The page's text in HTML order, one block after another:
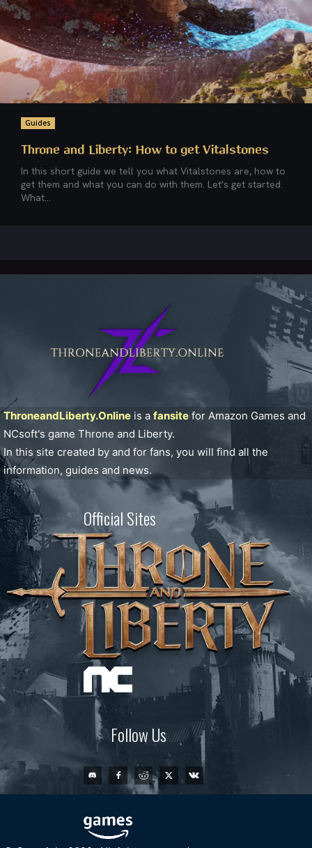
Guides
Throne and Liberty: How to get Vitalstones
In this short guide we tell you what Vitalstones are, how to
get them and what you can do with them. Let's get started.
What...
ThroneandLiberty.Online is a fansite for Amazon Games and
NCsoft's game Throne and Liberty.
In this site created by and for fans, you will find all the
information, guides and news.
Official Sites
Follow Us